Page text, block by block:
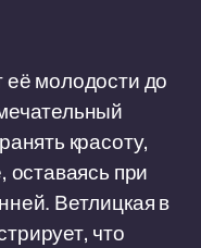
её молодости до
красоту,
оставаясь при
Ветлицкая в
что